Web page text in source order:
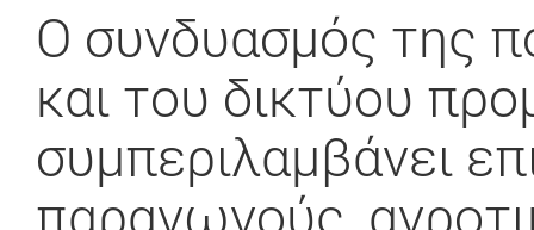
Ο συνδυασμός της
και του δικτύου
συμπεριλαμβάνει
παραγωγούς,